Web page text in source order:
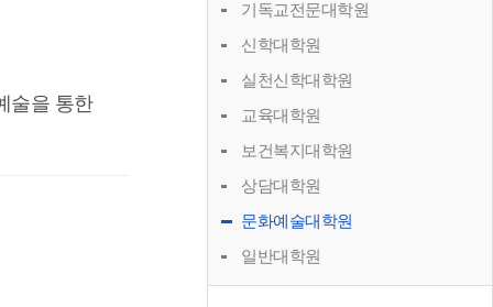
기독교전문대학원
신학대학원
실천신학대학원
교육대학원
보건복지대학원
상담대학원
문화예술대학원
일반대학원
술을 통한